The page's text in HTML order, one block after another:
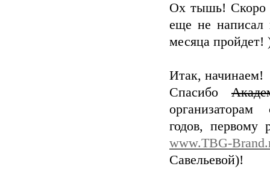
Ох тышь! Скоро
еще не
месяца пройдет!
Итак, начинаем!
Спасибо
организаторам
годов, первому
www.TBG-
Савельевой)!